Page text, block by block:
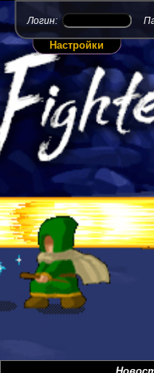
Логин:
Настройки